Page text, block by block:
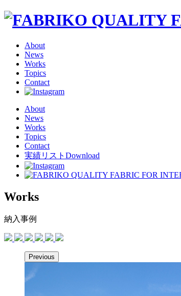
About
News
Works
Topics
Contact
About
News
Works
Topics
Contact
実績リストDownload
Works
納入事例
Previous